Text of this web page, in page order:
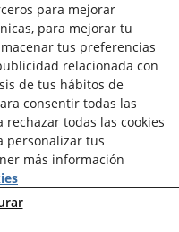
para mejorar
para mejorar tu
tus preferencias
relacionada con
de tus hábitos de
consentir todas las
rechazar todas las cookies
personalizar tus
más información